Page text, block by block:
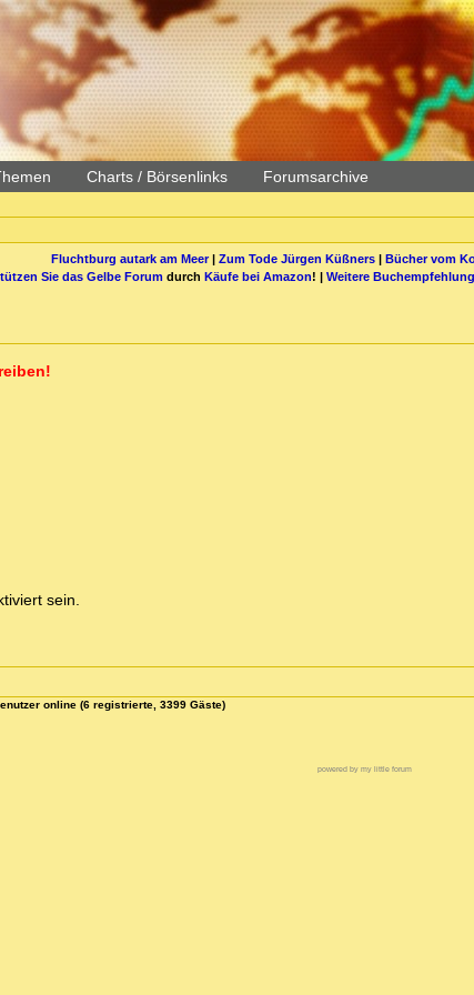
Charts / Börsenlinks Forumsarchive
Fluchtburg autark am Meer| Zum Tode Jürgen Küßners| Bücher vom
Sie das Gelbe Forum durch Käufe bei Amazon! | Weitere
sein.
online (6 registrierte, 3399 Gäste)
powered by my little forum